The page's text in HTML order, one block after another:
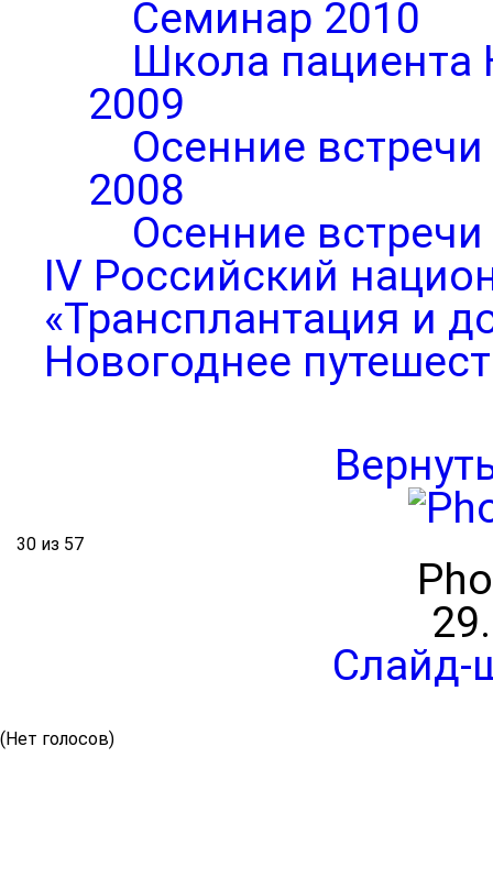
Семинар 2010
Школа пациента
2009
Осенние
2008
Осенние
IV Российский
«Трансплантация и
Новогоднее
30 из 57
Слайд-
(Нет голосов)